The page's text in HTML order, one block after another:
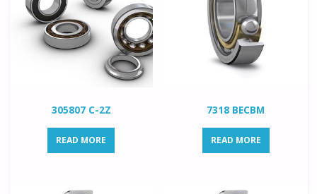
305807 C-2Z
READ MORE
7318 BECBM
READ MORE